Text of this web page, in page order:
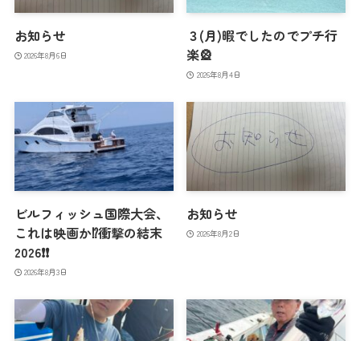
お知らせ
2026年8月6日
３(月)暇でしたのでプチ行
楽🎡
2026年8月4日
ビルフィッシュ国際大会、
これは映画か⁉️衝撃の結末
2026❗️❗️
2026年8月3日
お知らせ
2026年8月2日